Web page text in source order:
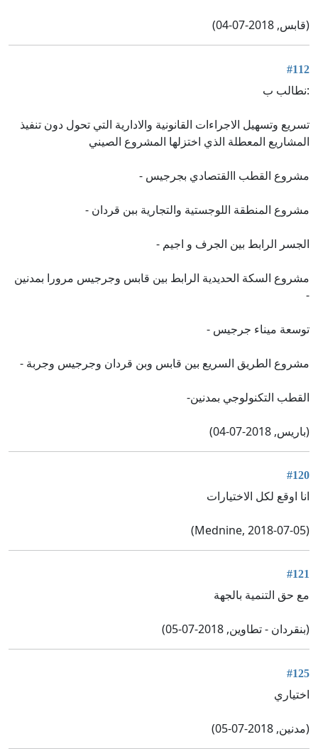
(قابس, 2018-07-04)
#112
:نطالب ب
تسريع وتسهيل الاجراءات القانونية والادارية التي تحول دون تنفيذ
المشاريع المعطلة الذي اختزلها المشروع الصيني
مشروع القطب االقتصادي بجرجيس -
مشروع المنطقة اللوجستية والتجارية ببن قردان -
الجسر الرابط بين الجرف و اجيم -
مشروع السكة الحديدية الرابط بين قابس وجرجيس مرورا بمدنين
-
توسعة ميناء جرجيس -
مشروع الطريق السريع بين قابس وبن قردان وجرجيس وجربة -
القطب التكنولوجي بمدنين-
(باريس, 2018-07-04)
#120
انا اوقع لكل الاختيارات
(Mednine, 2018-07-05)
#121
مع حق التنمية بالجهة
(بنقردان - تطاوين, 2018-07-05)
#125
اختياري
(مدنين, 2018-07-05)